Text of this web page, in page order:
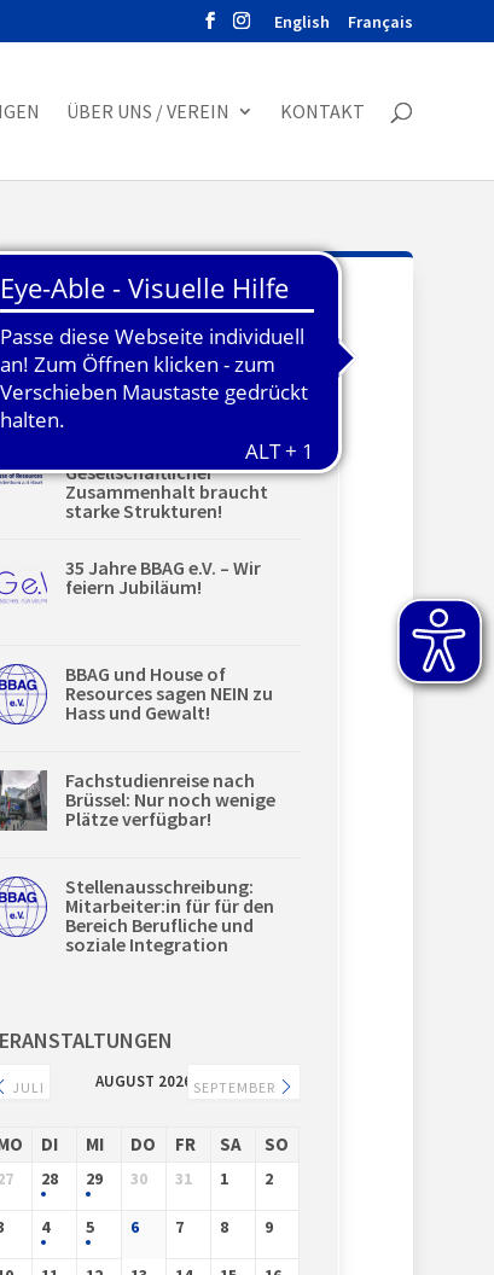
English Français
ÜBER UNS / VEREIN KONTAKT
AKTUELLES
Gesellschaftlicher
Zusammenhalt braucht
starke Strukturen!
35 Jahre BBAG e.V. – Wir
feiern Jubiläum!
BBAG und House of
Resources sagen NEIN zu
Hass und Gewalt!
Fachstudienreise nach
Brüssel: Nur noch wenige
Plätze verfügbar!
Stellenausschreibung:
Mitarbeiter:in für für den
Bereich Berufliche und
soziale Integration
JULI AUGUST 2026 SEPTEMBER
DI MI DO FR SA SO
28 29 30 31 1 2
4 5 6 7 8 9